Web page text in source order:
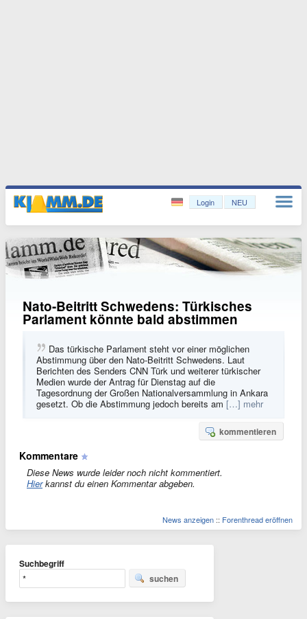
Login NEU
Nato-Beitritt Schwedens: Türkisches
Parlament könnte bald abstimmen
Das türkische Parlament steht vor einer möglichen
Abstimmung über den Nato-Beitritt Schwedens. Laut
Berichten des Senders CNN Türk und weiterer türkischer
Medien wurde der Antrag für Dienstag auf die
Tagesordnung der Großen Nationalversammlung in Ankara
gesetzt. Ob die Abstimmung jedoch bereits am […] mehr
kommentieren
Kommentare
Diese News wurde leider noch nicht kommentiert.
Hierkannst du einen Kommentar abgeben.
News anzeigen :: Forenthread eröffnen
Suchbegriff
suchen